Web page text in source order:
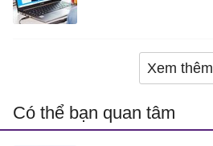
Xem thêm
Có thể bạn quan tâm